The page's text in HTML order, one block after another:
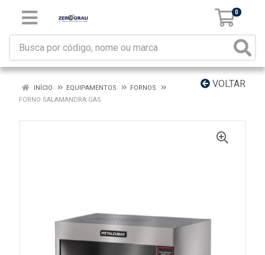
0
VOLTAR
INÍCIO EQUIPAMENTOS
FORNOS
FORNO SALAMANDRA GAS